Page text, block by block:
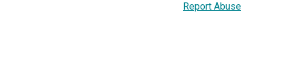
Report Abuse